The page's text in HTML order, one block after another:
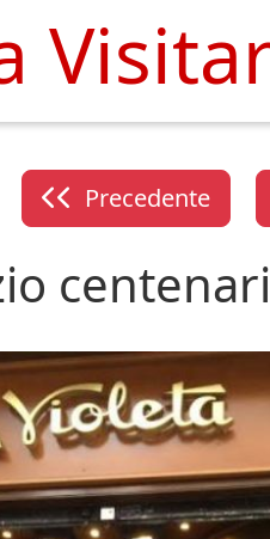
Precedente